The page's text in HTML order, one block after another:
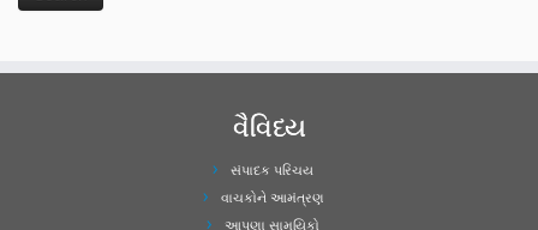
વૈવિધ્ય
સંપાદક પરિચય
વાચકોને આમંત્રણ
આપણા સામયિકો